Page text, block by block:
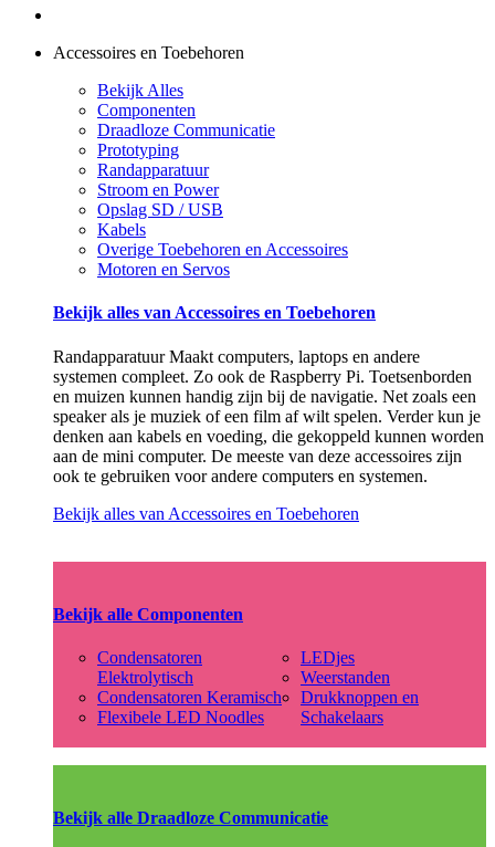
Accessoires en Toebehoren
Bekijk Alles
Componenten
Draadloze Communicatie
Prototyping
Randapparatuur
Stroom en Power
Opslag SD / USB
Kabels
Overige Toebehoren en Accessoires
Motoren en Servos
Bekijk alles van Accessoires en Toebehoren
Randapparatuur Maakt computers, laptops en andere
systemen compleet. Zo ook de Raspberry Pi. Toetsenborden
en muizen kunnen handig zijn bij de navigatie. Net zoals een
speaker als je muziek of een film af wilt spelen. Verder kun je
denken aan kabels en voeding, die gekoppeld kunnen worden
aan de mini computer. De meeste van deze accessoires zijn
ook te gebruiken voor andere computers en systemen.
Bekijk alles van Accessoires en Toebehoren
Bekijk alle Componenten
Condensatoren
Elektrolytisch
Condensatoren Keramisch
Flexibele LED Noodles
LEDjes
Weerstanden
Drukknoppen en
Schakelaars
Bekijk alle Draadloze Communicatie